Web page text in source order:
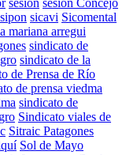
sesión sesión Concejo
sicavi Sicomental
mariana arregui
sindicato de
sindicato de la
de Prensa de Río
de prensa viedma
sindicato de
Sindicato viales de
Sitraic Patagones
Sol de Mayo